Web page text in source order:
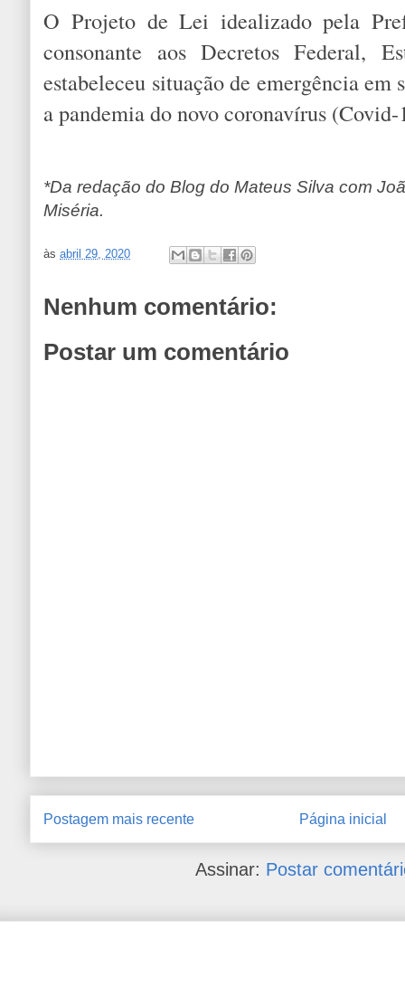
O Projeto de Lei idealizado pela
consonante aos Decretos Federal,
estabeleceu situação de emergência
a pandemia do novo coronavírus
*Da redação do Blog do Mateus Silva com
Miséria.
àsabril 29, 2020
Nenhum comentário:
Postar um comentário
Postagem mais recente Página inicial
Assinar: Postar